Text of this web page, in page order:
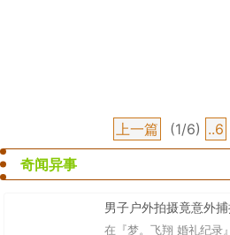
上一篇 (1/6) ..6
奇闻异事
男子户外拍摄竟意外
在『梦。飞翔 婚礼纪录